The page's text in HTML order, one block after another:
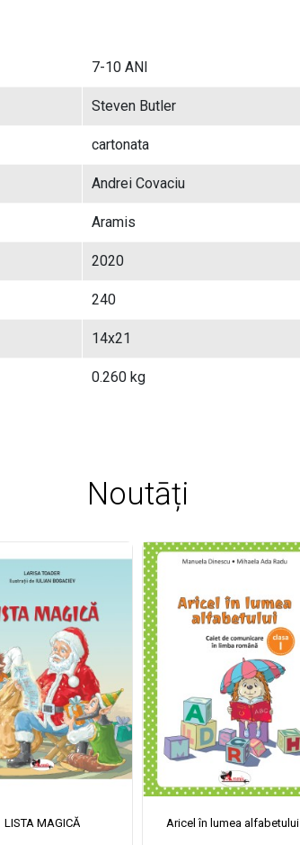
7-10 ANI
Steven Butler
cartonata
Andrei Covaciu
Aramis
2020
240
14x21
0.260 kg
Noutāți
LISTA MAGICĂ Aricel în lumea alfabetului